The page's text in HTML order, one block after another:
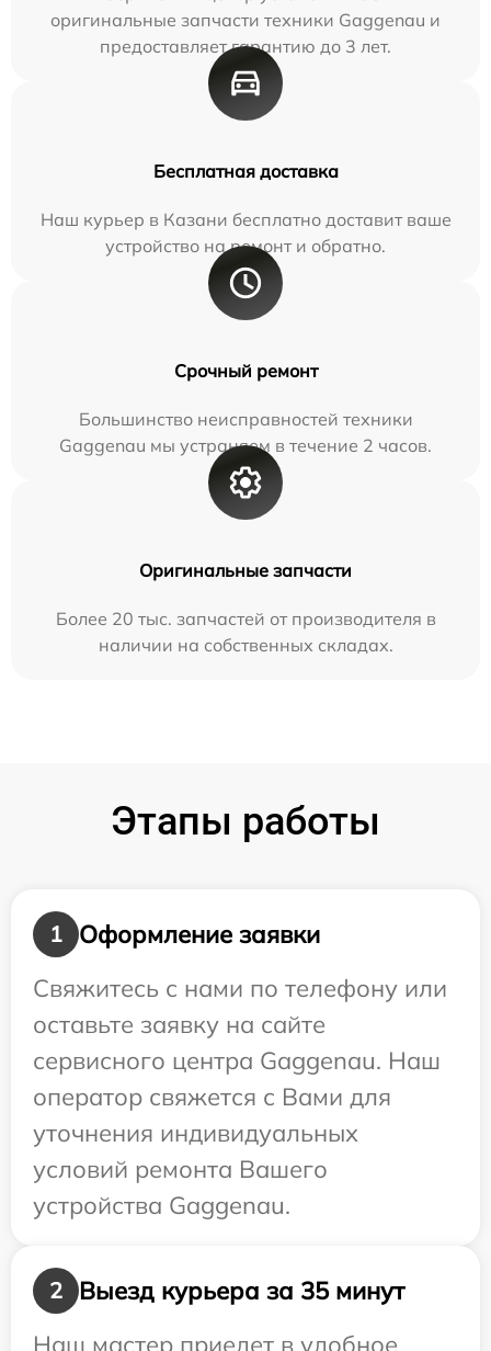
оригинальные запчасти техники Gaggenau и
предоставляет гарантию до 3 лет.
Бесплатная доставка
Наш курьер в Казани бесплатно доставит ваше
устройство на ремонт и обратно.
Срочный ремонт
Большинство неисправностей техники
Gaggenau мы устраняем в течение 2 часов.
Оригинальные запчасти
Более 20 тыс. запчастей от производителя в
наличии на собственных складах.
Этапы работы
1
Оформление заявки
Свяжитесь с нами по телефону или
оставьте заявку на сайте
сервисного центра Gaggenau. Наш
оператор свяжется с Вами для
уточнения индивидуальных
условий ремонта Вашего
устройства Gaggenau.
2
Выезд курьера за 35 минут
Наш мастер приедет в удобное